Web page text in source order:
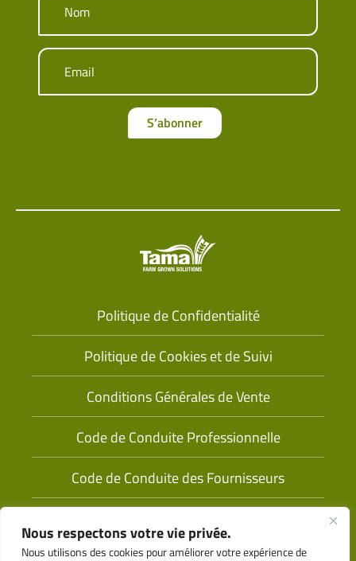
Nous respectons votre vie privée.
Nous utilisons des cookies pour améliorer votre expérience de
Nom
Email
S’abonner
Politique de Confidentialité
Politique de Cookies et de Suivi
Conditions Générales de Vente
Code de Conduite Professionnelle
Code de Conduite des Fournisseurs